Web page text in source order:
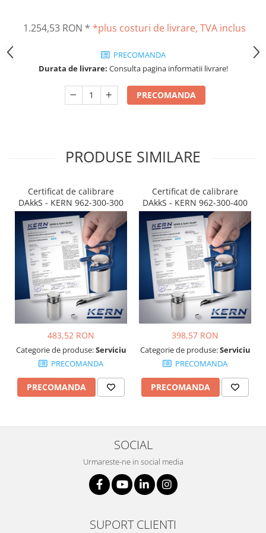
Termometre cu infrarosu
Standuri testare manuala
Cabluri
Carlige
Convertor Analog-Digital
Cutie de jonctiune
Picioare ajustabile
Piese pentru compresiune
Placa de montaj
Placi etalon
Senzori
Set pentru compresiune
Set suruburi otel
Suporti
Varf de impact
Instrumente optice
Adaptoare
Adaptor camera microscop
Altele
Cap microscop
Carcase si genti
Cleme
Filtru Quartz wedge
Iluminare microscop
1.254,53 RON * *plus costuri de livrare, TVA inclus
PRECOMANDA
Durata de livrare: Consulta pagina informatii livrare!
PRECOMANDA
PRODUSE SIMILARE
Certificat de calibrare
DAkkS - KERN 962-300-300
483,52 RON
Categorie de produse:Serviciu
PRECOMANDA
PRECOMANDA
Certificat de calibrare
DAkkS - KERN 962-300-400
398,57 RON
Categorie de produse:Serviciu
PRECOMANDA
PRECOMANDA
SOCIAL
Urmareste-ne in social media
SUPORT CLIENTI